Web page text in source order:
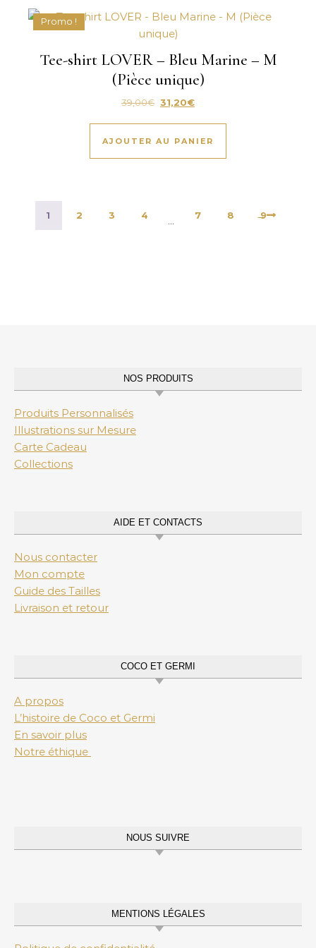
Promo !
Tee-shirt LOVER – Bleu Marine – M
(Pièce unique)
39,00€ Le prix initial était : 39,00€.
31,20€Le prix actuel est : 31,20€.
AJOUTER AU PANIER
1 2 3 4 7 8 9
→
NOS PRODUITS
Produits Personnalisés
Illustrations sur Mesure
Carte Cadeau
Collections
AIDE ET CONTACTS
Nous contacter
Mon compte
Guide des Tailles
Livraison et retour
COCO ET GERMI
A propos
L’histoire de Coco et Germi
En savoir plus
Notre éthique
NOUS SUIVRE
MENTIONS LÉGALES